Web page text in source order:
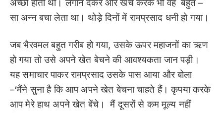
अच्छी होती थी। लगान देकर और खर्च करके भी वह बहुत –
सा अन्न बचा लेता था। थोड़े दिनों में रामप्रसाद धनी हो गया।
जब भैरवमल बहुत गरीब हो गया, उसके ऊपर महाजनों का ऋण
हो गया तो उसे अपने खेत बेचने की आवश्यकता जान पड़ी।
यह समाचार पाकर रामप्रसाद उसके पास आया और बोला
–‘मैंने सुना है कि आप अपने खेत बेचना चाहते हैं। कृपया करके
आप मेरे हाथ अपने खेत बेंचे। मैं दूसरों से कम मूल्य नहीं